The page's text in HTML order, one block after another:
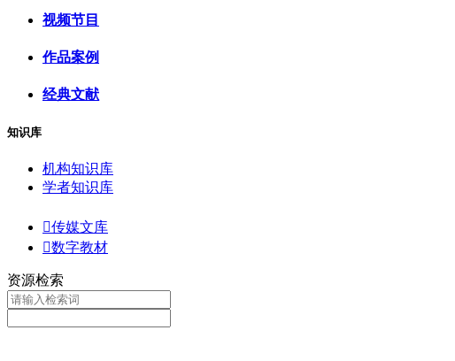
视频节目
作品案例
经典文献
知识库
机构知识库
学者知识库
传媒文库
数字教材
资源检索